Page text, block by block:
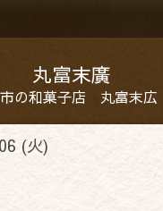
丸富末廣
の和菓子店 丸富末広
(火)